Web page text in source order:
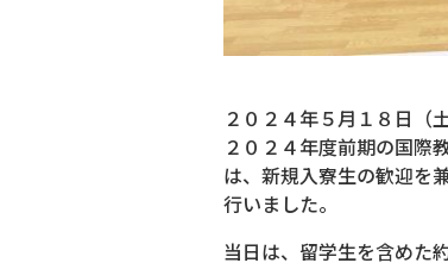
２０２４年５月１８日（
２０２４年度前期の国際
は、新規入寮生の歓迎を
行いました。
当日は、留学生を含めた